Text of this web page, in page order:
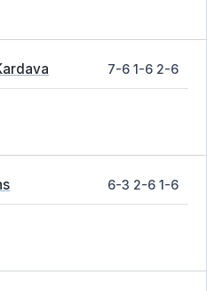
7-6 1-6 2-6
6-3 2-6 1-6